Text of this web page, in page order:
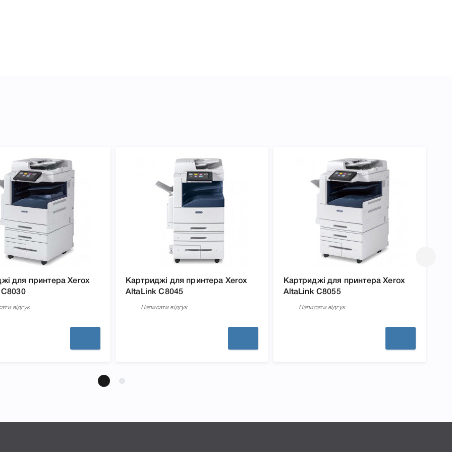
Xerox 006R01702
вибору.
для принтера Xerox
відгук
Картриджі для принтера Xerox
AltaLink C8045
Написати відгук
Картриджі для принтера Xerox
AltaLink C8055
Написати відгук